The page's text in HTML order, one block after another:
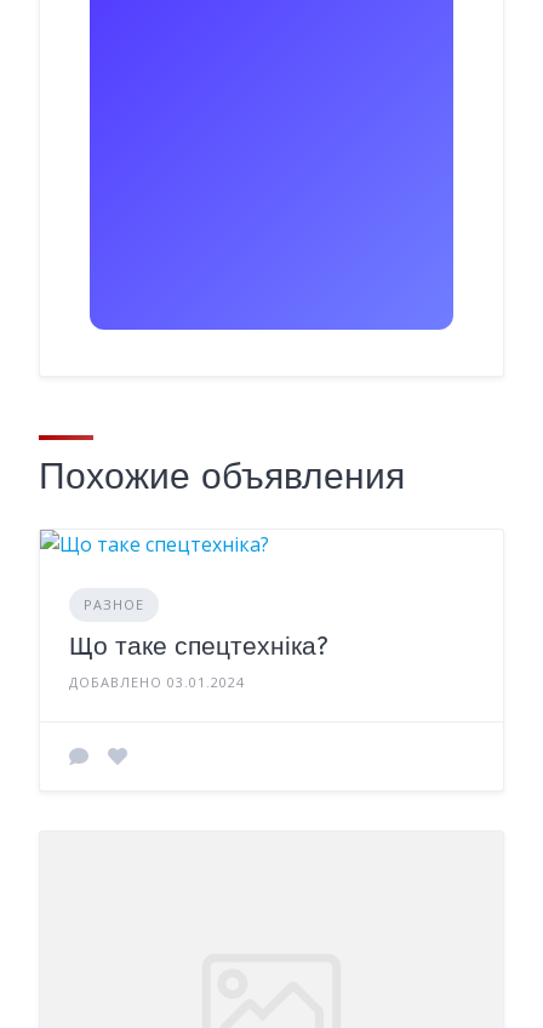
Похожие объявления
РАЗНОЕ
Що таке спецтехніка?
ДОБАВЛЕНО 03.01.2024